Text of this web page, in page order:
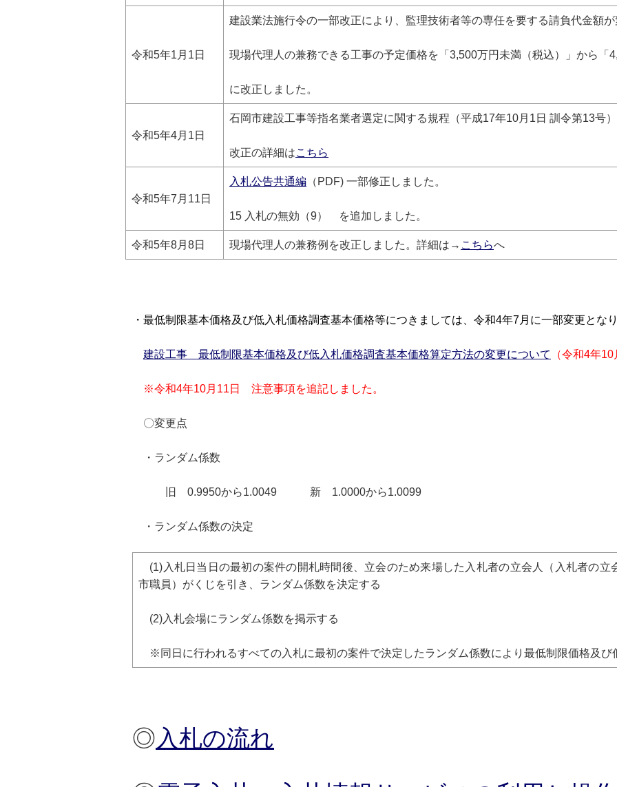
令和5年1月1日
建設業法施行令の一部改正により、監理技術者等の専任を要する請負代金額が
現場代理人の兼務できる工事の予定価格を「3,500万円未満（税込）」から「
に改正しました。
令和5年4月1日
石岡市建設工事等指名業者選定に関する規程（平成17年10月1日 訓令第13号
改正の詳細はこちら
令和5年7月11日
入札公告共通編 （PDF) 一部修正しました。
15 入札の無効（9） を追加しました。
令和5年8月8日 現場代理人の兼務例を改正しました。詳細は→ こちらへ
・最低制限基本価格及び低入札価格調査基本価格等につきましては、令和4年7月に一部変更となり
建設工事 最低制限基本価格及び低入札価格調査基本価格算定方法の変更について （令和4年10
※令和4年10月11日 注意事項を追記しました。
〇変更点
・ランダム係数
旧 0.9950から1.0049 新 1.0000から1.0099
・ランダム係数の決定
(1)入札日当日の最初の案件の開札時間後、立会のため来場した入札者の立会人（入札者の立
市職員）がくじを引き、ランダム係数を決定する
(2)入札会場にランダム係数を掲示する
※同日に行われるすべての入札に最初の案件で決定したランダム係数により最低制限価格及び
◎入札の流れ